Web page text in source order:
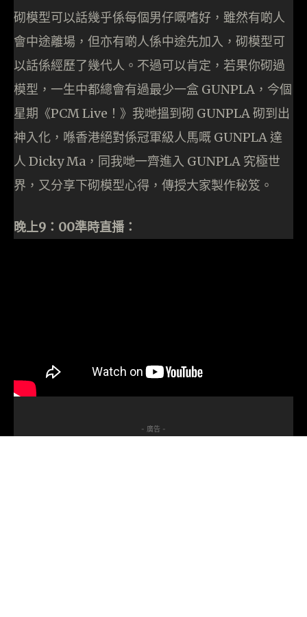
砌模型可以話幾乎係每個男仔嘅嗜好，雖然有啲人
會中途離場，但亦有啲人係中途先加入，砌模型可
以話係經歷了幾代人。不過可以肯定，若果你砌過
模型，一生中都總會有過最少一盒 GUNPLA，今個
星期《PCM Live！》我哋搵到砌 GUNPLA 砌到出
神入化，喺香港絕對係冠軍級人馬嘅 GUNPLA 達
人 Dicky Ma，同我哋一齊進入 GUNPLA 究極世
界，又分享下砌模型心得，傳授大家製作秘笈。
晚上9：00準時直播：
- 廣告 -